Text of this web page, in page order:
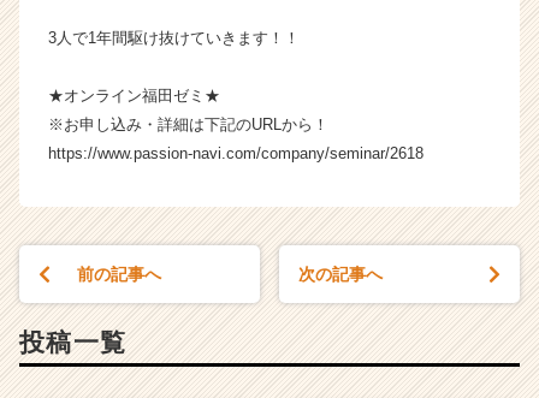
ャ
ア
（C
C
r）
3人で1年間駆け抜けていきます！！
★オンライン福田ゼミ★
※お申し込み・詳細は下記のURLから！
https://www.passion-navi.com/company/seminar/2618
前の記事へ 次の記事へ
投稿一覧